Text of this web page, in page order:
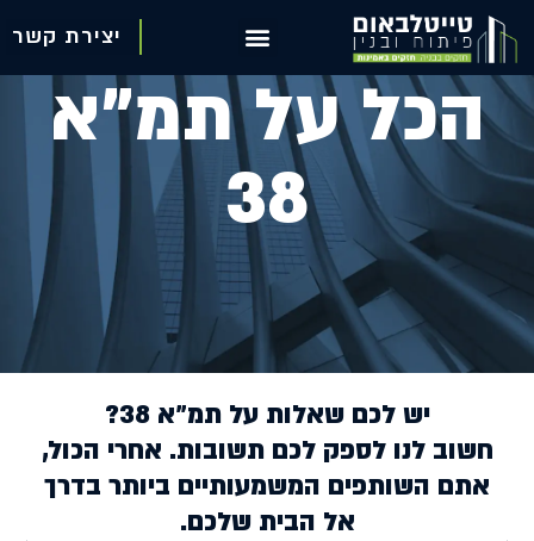
יצירת קשר
יצירת קשר
הכל על תמ"א
38
יש לכם שאלות על תמ״א 38?
חשוב לנו לספק לכם תשובות. אחרי הכול,
אתם השותפים המשמעותיים ביותר בדרך
אל הבית שלכם.